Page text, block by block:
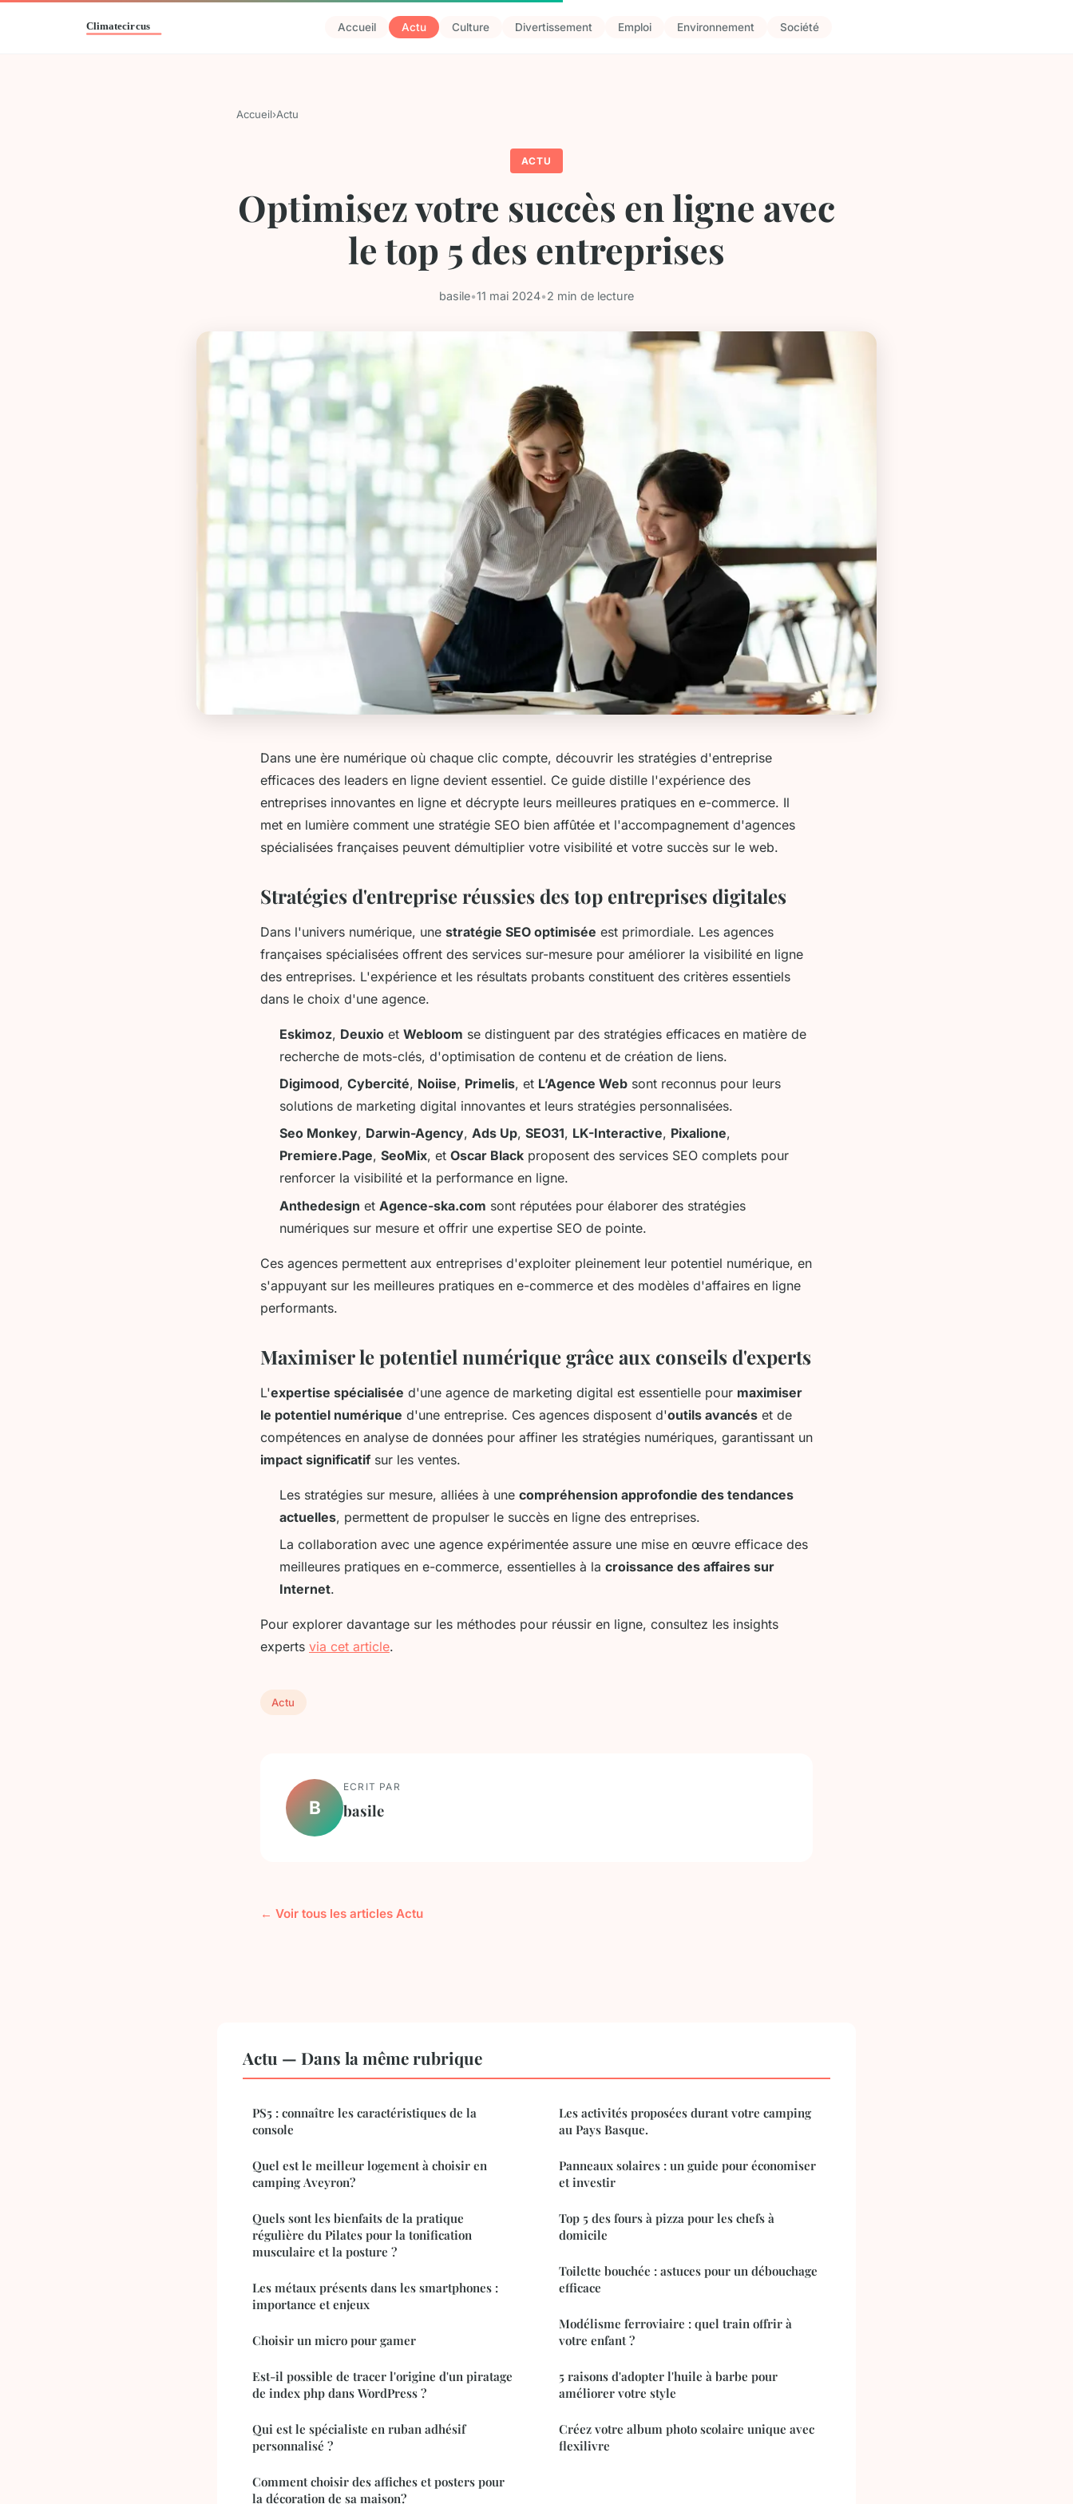
Accueil Actu Culture Divertissement Emploi Environnement Société
Accueil›Actu
ACTU
Optimisez votre succès en ligne avec
le top 5 des entreprises
basile•11 mai 2024•2 min de lecture
Dans une ère numérique où chaque clic compte, découvrir les stratégies d'entreprise
efficaces des leaders en ligne devient essentiel. Ce guide distille l'expérience des
entreprises innovantes en ligne et décrypte leurs meilleures pratiques en e-commerce. Il
met en lumière comment une stratégie SEO bien affûtée et l'accompagnement d'agences
spécialisées françaises peuvent démultiplier votre visibilité et votre succès sur le web.
Stratégies d'entreprise réussies des top entreprises digitales
Dans l'univers numérique, une stratégie SEO optimisée est primordiale. Les agences
françaises spécialisées offrent des services sur-mesure pour améliorer la visibilité en ligne
des entreprises. L'expérience et les résultats probants constituent des critères essentiels
dans le choix d'une agence.
Eskimoz, Deuxio et Webloom se distinguent par des stratégies efficaces en matière de
recherche de mots-clés, d'optimisation de contenu et de création de liens.
Digimood, Cybercité, Noiise, Primelis, et L’Agence Web sont reconnus pour leurs
solutions de marketing digital innovantes et leurs stratégies personnalisées.
Seo Monkey, Darwin-Agency, Ads Up, SEO31, LK-Interactive, Pixalione,
Premiere.Page, SeoMix, et Oscar Black proposent des services SEO complets pour
renforcer la visibilité et la performance en ligne.
Anthedesign et Agence-ska.com sont réputées pour élaborer des stratégies
numériques sur mesure et offrir une expertise SEO de pointe.
Ces agences permettent aux entreprises d'exploiter pleinement leur potentiel numérique, en
s'appuyant sur les meilleures pratiques en e-commerce et des modèles d'affaires en ligne
performants.
Maximiser le potentiel numérique grâce aux conseils d'experts
L'expertise spécialisée d'une agence de marketing digital est essentielle pour maximiser
le potentiel numérique d'une entreprise. Ces agences disposent d'outils avancés et de
compétences en analyse de données pour affiner les stratégies numériques, garantissant un
impact significatif sur les ventes.
Les stratégies sur mesure, alliées à une compréhension approfondie des tendances
actuelles, permettent de propulser le succès en ligne des entreprises.
La collaboration avec une agence expérimentée assure une mise en œuvre efficace des
meilleures pratiques en e-commerce, essentielles à la croissance des affaires sur
Internet.
Pour explorer davantage sur les méthodes pour réussir en ligne, consultez les insights
experts via cet article.
Actu
B
ECRIT PAR
basile
← Voir tous les articles Actu
Actu — Dans la même rubrique
PS5 : connaître les caractéristiques de la
console
Quel est le meilleur logement à choisir en
camping Aveyron?
Quels sont les bienfaits de la pratique
régulière du Pilates pour la tonification
musculaire et la posture ?
Les métaux présents dans les smartphones :
importance et enjeux
Choisir un micro pour gamer
Est-il possible de tracer l'origine d'un piratage
de index php dans WordPress ?
Qui est le spécialiste en ruban adhésif
personnalisé ?
Comment choisir des affiches et posters pour
la décoration de sa maison?
Les activités proposées durant votre camping
au Pays Basque.
Panneaux solaires : un guide pour économiser
et investir
Top 5 des fours à pizza pour les chefs à
domicile
Toilette bouchée : astuces pour un débouchage
efficace
Modélisme ferroviaire : quel train offrir à
votre enfant ?
5 raisons d'adopter l'huile à barbe pour
améliorer votre style
Créez votre album photo scolaire unique avec
flexilivre